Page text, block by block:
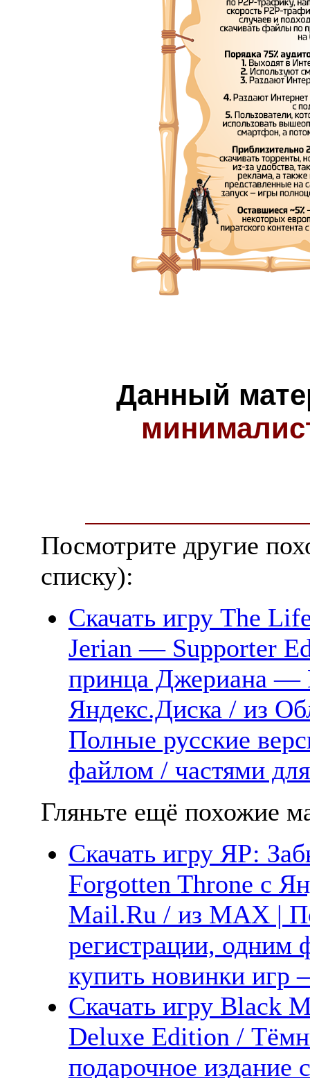
Данный
Посмотрите другие
списку):
Скачать игру The
Jerian — Supporter
принца Джериана —
Яндекс.Диска / из
Полные русские
файлом / частями
Гляньте ещё похожие
Скачать игру ЯР:
Forgotten Throne с
Mail.Ru / из MAX |
регистрации, одним
купить новинки
Скачать игру Black
Deluxe Edition /
подарочное издание